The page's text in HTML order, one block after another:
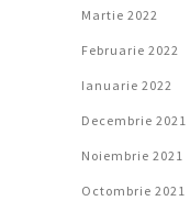
Martie 2022
Februarie 2022
Ianuarie 2022
Decembrie 2021
Noiembrie 2021
Octombrie 2021